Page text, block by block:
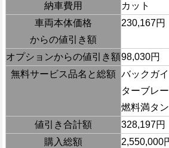
納車費用
カット
車両本体価格
からの値引き額
230,167円
オプションからの値引き額98,030円
無料サービス品名と総額 バックガ
ターブレ
燃料満タン
値引き合計額
328,197円
購入総額
2,550,000